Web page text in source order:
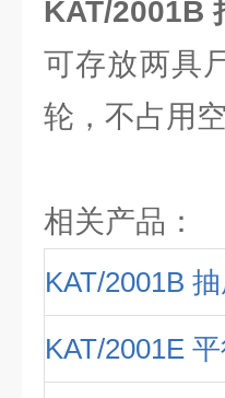
KAT/2001B
可存放两具
轮，不占用
相关产品：
KAT/2001B
KAT/2001E